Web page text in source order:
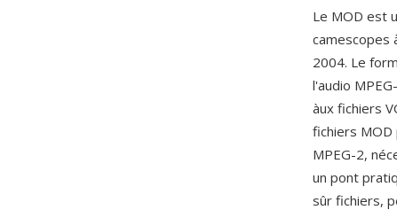
Le MOD est
camescopes
2004. Le
l'audio
àux fichiers
fichiers
MPEG-2,
un pont
sûr fichiers,